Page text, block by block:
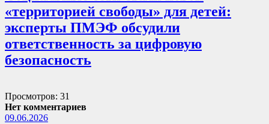
«территорией свободы» для детей:
эксперты ПМЭФ обсудили
ответственность за цифровую
безопасность
Просмотров: 31
Нет комментариев
09.06.2026